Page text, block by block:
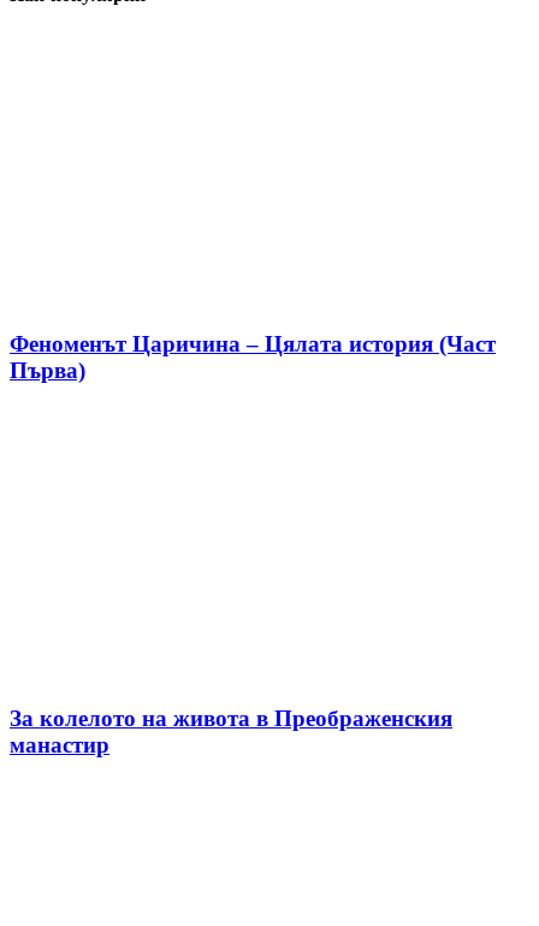
Феноменът Царичина – Цялата история (Част
Първа)
За колелото на живота в Преображенския
манастир